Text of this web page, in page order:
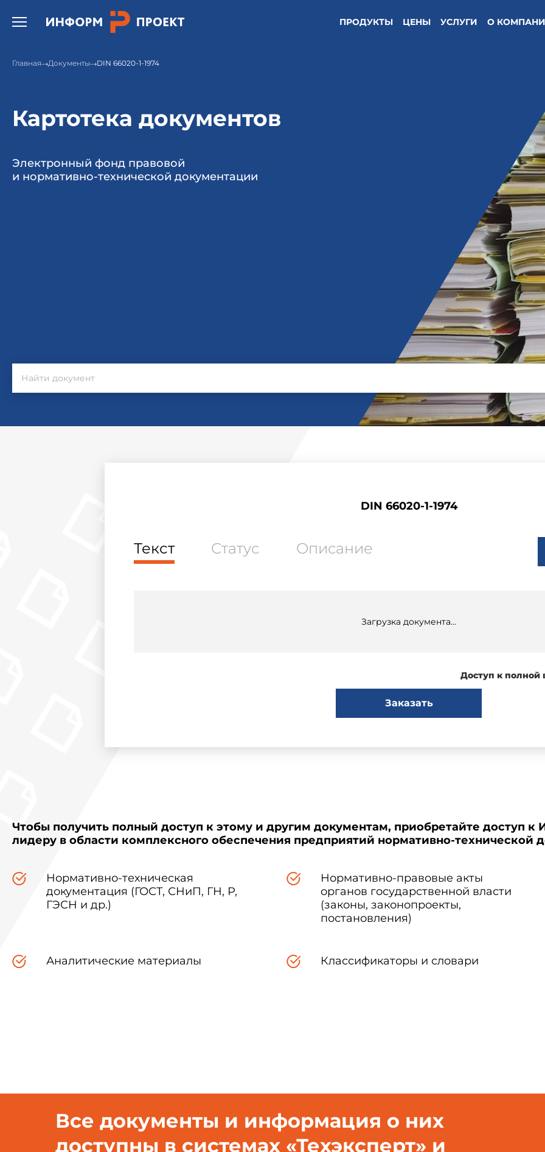
Открыть бургер меню. ПРОДУКТЫ ЦЕНЫ УСЛУГИ О
Главная Документы DIN 66020-1-1974
Картотека документов
Электронный фонд правовой
и нормативно-технической документации
DIN 66020-1-1974
Текст Статус Описание
Загрузка документа...
Доступ к полной
Заказать
Чтобы получить полный доступ к этому и другим документам, приобретайте доступ к
лидеру в области комплексного обеспечения предприятий нормативно-технической
Нормативно-техническая
документация (ГОСТ, СНиП, ГН, Р,
ГЭСН и др.)
Нормативно-правовые акты
органов государственной власти
(законы, законопроекты,
постановления)
Аналитические материалы Классификаторы и словари
Все документы и информация о них
доступны в системах «Техэксперт» и